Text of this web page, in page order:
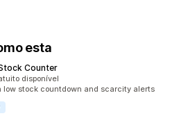
esta
Counter
disponível
low stock countdown and scarcity alerts